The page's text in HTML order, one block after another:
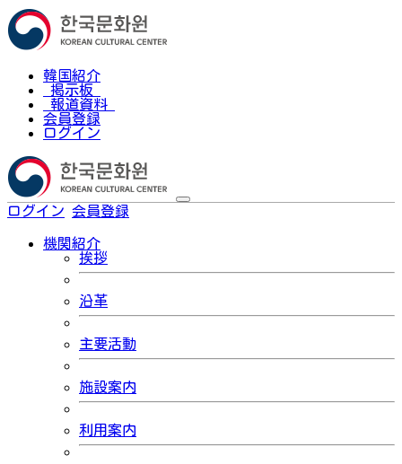
韓国紹介
掲示板
報道資料
会員登録
ログイン
ログイン 会員登録
機関紹介
挨拶
沿革
主要活動
施設案内
利用案内